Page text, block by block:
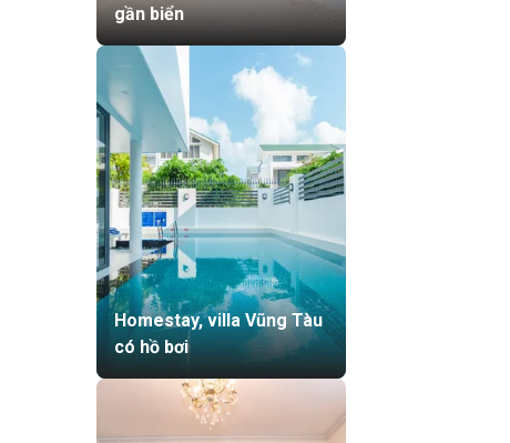
gần biển
Homestay, villa Vũng Tàu
có hồ bơi